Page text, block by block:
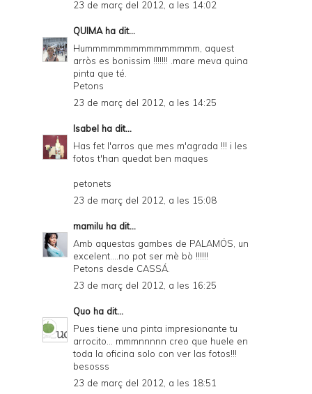
23 de març del 2012, a les 14:02
QUIMAha dit...
Hummmmmmmmmmmmmmm, aquest
arròs es bonissim !!!!!!! .mare meva quina
pinta que té.
Petons
23 de març del 2012, a les 14:25
Isabel ha dit...
Has fet l'arros que mes m'agrada !!! i les
fotos t'han quedat ben maques
petonets
23 de març del 2012, a les 15:08
mamilu ha dit...
Amb aquestas gambes de PALAMÖS, un
excelent....no pot ser mè bò !!!!!!
Petons desde CASSÁ.
23 de març del 2012, a les 16:25
Quo ha dit...
Pues tiene una pinta impresionante tu
arrocito... mmmnnnnn creo que huele en
toda la oficina solo con ver las fotos!!!
besosss
23 de març del 2012, a les 18:51